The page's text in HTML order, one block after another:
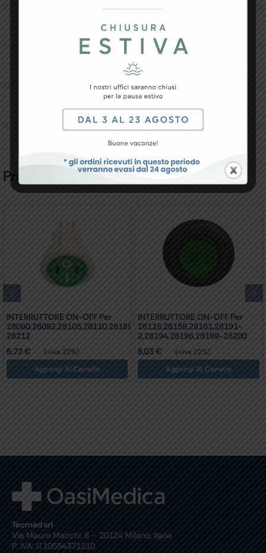
Resi e Garanzia
Prodotti Correlati
INTERRUTTORE ON-OFF Per
28060,28092,28105,28110,28189,28209-
28212
6,72 €
(+iva 22%)
Aggiungi Al Carrello
INTERRUTTORE ON-OFF Per
28118,28159,28161,28191-
2,28194,28196,28199-28200
8,03€
(+iva 22%)
Aggiungi Al Carrello
Tecmed srl
Via Mauro Macchi, 8 – 20124 Milano, Italia
P. IVA: IT10554371210